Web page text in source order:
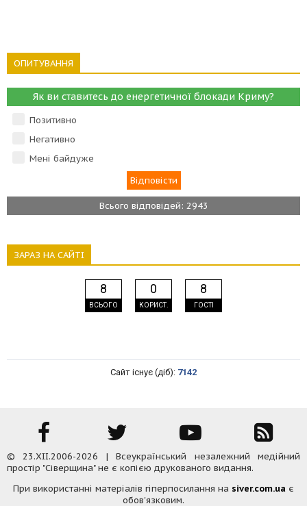
ОПИТУВАННЯ
Як ви ставитесь до енергетичної блокади Криму?
Позитивно
Негативно
Мені байдуже
Всього відповідей: 2943
ЗАРАЗ НА САЙТІ
8
ВСЬОГО
0
КОРИСТ.
8
ГОСТІ
Сайт існує (діб): 7142
© 23.XII.2006-2026 | Всеукраїнський незалежний медійний
простір "Сіверщина" не є копією друкованого видання.
При використанні матеріалів гіперпосилання на siver.com.ua є
обов'язковим.